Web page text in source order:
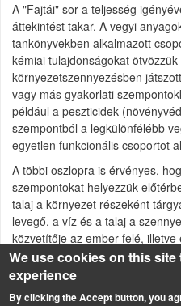
A "Fajtái" sor a teljesség
áttekintést takar. A vegyi
tankönyvekben alkalmazott
kémiai tulajdonságokat
környezetszennyezésben
vagy más gyakorlati
például a peszticidek
szempontból a legkülönfélébb
egyetlen funkcionális csoportot
A többi oszlopra is érvényes,
szempontokat helyezzük
talaj a környezet részeként
levegő, a víz és a talaj a
közvetítője az ember felé, illetve
élőlénycsoportoknak,
Az embert, mint a környezet
mikroorganizmusokat,
We use cookies on this
experience
By clicking the Accept button, you